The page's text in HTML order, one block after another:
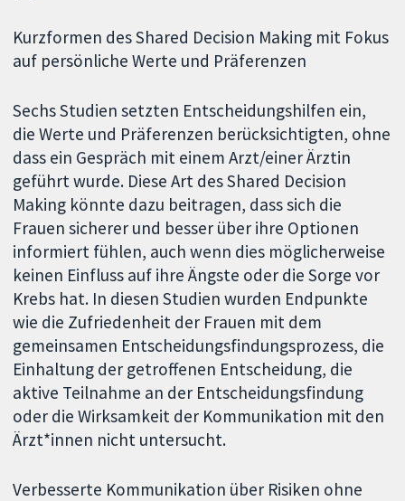
Kurzformen des Shared Decision Making mit Fokus
auf persönliche Werte und Präferenzen
Sechs Studien setzten Entscheidungshilfen ein,
die Werte und Präferenzen berücksichtigten, ohne
dass ein Gespräch mit einem Arzt/einer Ärztin
geführt wurde. Diese Art des Shared Decision
Making könnte dazu beitragen, dass sich die
Frauen sicherer und besser über ihre Optionen
informiert fühlen, auch wenn dies möglicherweise
keinen Einfluss auf ihre Ängste oder die Sorge vor
Krebs hat. In diesen Studien wurden Endpunkte
wie die Zufriedenheit der Frauen mit dem
gemeinsamen Entscheidungsfindungsprozess, die
Einhaltung der getroffenen Entscheidung, die
aktive Teilnahme an der Entscheidungsfindung
oder die Wirksamkeit der Kommunikation mit den
Ärzt*innen nicht untersucht.
Verbesserte Kommunikation über Risiken ohne